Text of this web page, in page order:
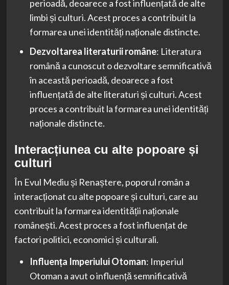
perioadă, deoarece a fost influențată de alte
limbi și culturi. Acest proces a contribuit la
formarea unei identități naționale distincte.
Dezvoltarea literaturii române: Literatura
română a cunoscut o dezvoltare semnificativă
în această perioadă, deoarece a fost
influențată de alte literaturi și culturi. Acest
proces a contribuit la formarea unei identități
naționale distincte.
Interacțiunea cu alte popoare și
culturi
În Evul Mediu și Renaștere, poporul român a
interacționat cu alte popoare și culturi, care au
contribuit la formarea identității naționale
românești. Acest proces a fost influențat de
factori politici, economici și culturali.
Influența Imperiului Otoman: Imperiul
Otoman a avut o influență semnificativă